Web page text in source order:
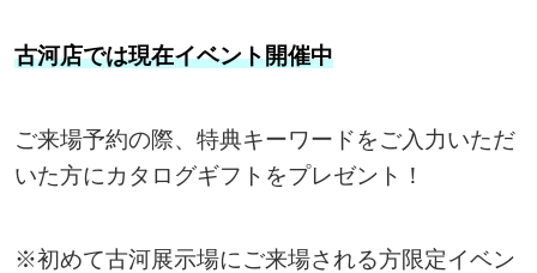
古河店では現在イベント開催中
ご来場予約の際、特典キーワードをご入力いただ
いた方にカタログギフトをプレゼント！
※初めて古河展示場にご来場される方限定イベン